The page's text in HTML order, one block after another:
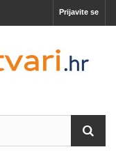
Prijavite se